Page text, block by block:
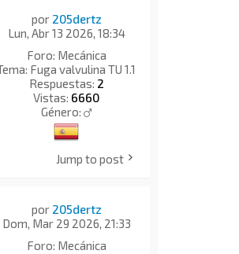
por 205dertz
Lun, Abr 13 2026, 18:34
Foro: Mecánica
Fuga valvulina TU 1.1
Respuestas: 2
Vistas: 6660
Género:
Jump to post
por 205dertz
Dom, Mar 29 2026, 21:33
Foro: Mecánica